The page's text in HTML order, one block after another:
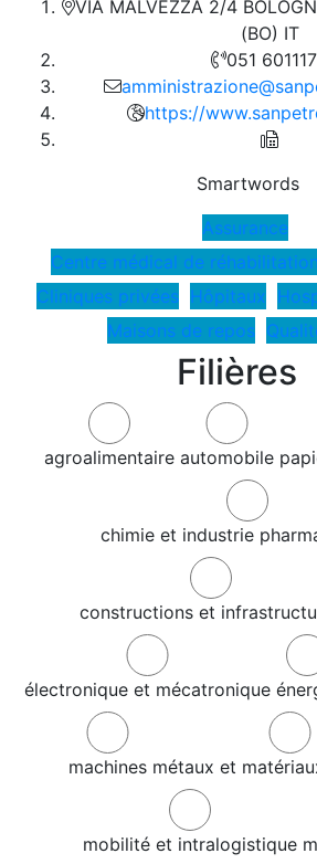
Filières
agroalimentaire automobile
chimie et industrie
constructions et
électronique et mécatronique
machines métaux et
mobilité et intralogistique
VIA MALVEZZA 2/4
(BO) IT
051
https://
Smartwords
Assurance
Centre médical de
Cliniques privées Hôpitaux
Maisons de repos